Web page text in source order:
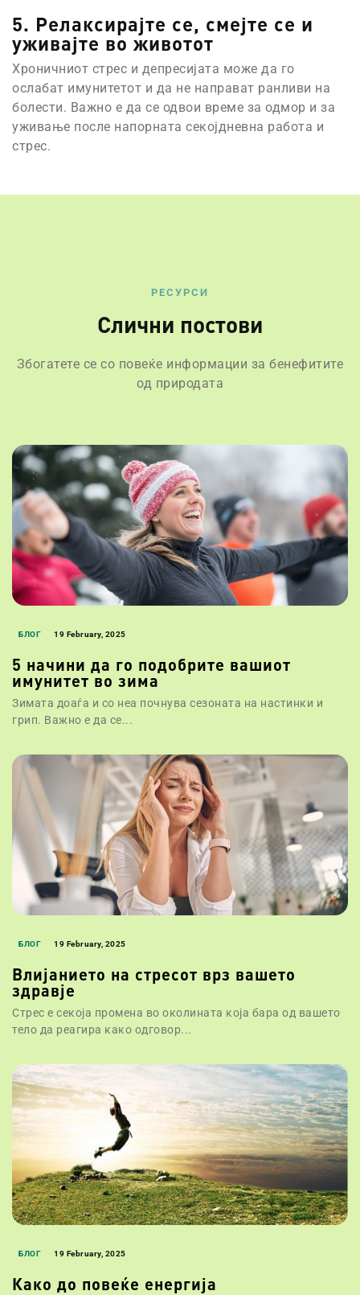
5. Релаксирајте се, смејте се и
уживајте во животот
Хроничниот стрес и депресијата може да го
ослабат имунитетот и да не направат ранливи на
болести. Важно е да се одвои време за одмор и за
уживање после напорната секојдневна работа и
стрес.
РЕСУРСИ
Слични постови
Збогатете се со повеќе информации за бенефитите
од природата
БЛОГ 19 February, 2025
5 начини да го подобрите вашиот
имунитет во зима
Зимата доаѓа и со неа почнува сезоната на настинки и
грип. Важно е да се...
БЛОГ 19 February, 2025
Влијанието на стресот врз вашето
здравје
Стрес е секоја промена во околината која бара од вашето
тело да реагира како одговор...
БЛОГ 19 February, 2025
Како до повеќе енергија